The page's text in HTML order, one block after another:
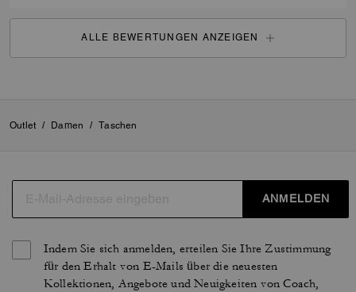
ALLE BEWERTUNGEN ANZEIGEN
Outlet / Damen / Taschen
ANMELDEN
Indem Sie sich anmelden, erteilen Sie Ihre Zustimmung
für den Erhalt von E-Mails über die neuesten
Kollektionen, Angebote und Neuigkeiten von Coach,